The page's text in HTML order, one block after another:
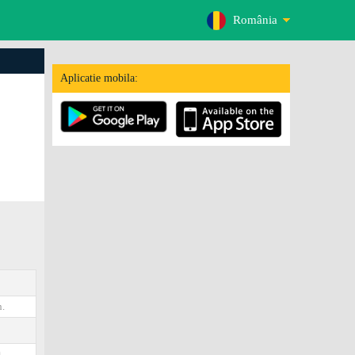
România
Aplicatie mobila: